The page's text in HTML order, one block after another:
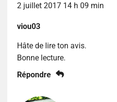
2 juillet 2017 14 h 09 min
viou03
Hâte de lire ton avis.
Bonne lecture.
Répondre